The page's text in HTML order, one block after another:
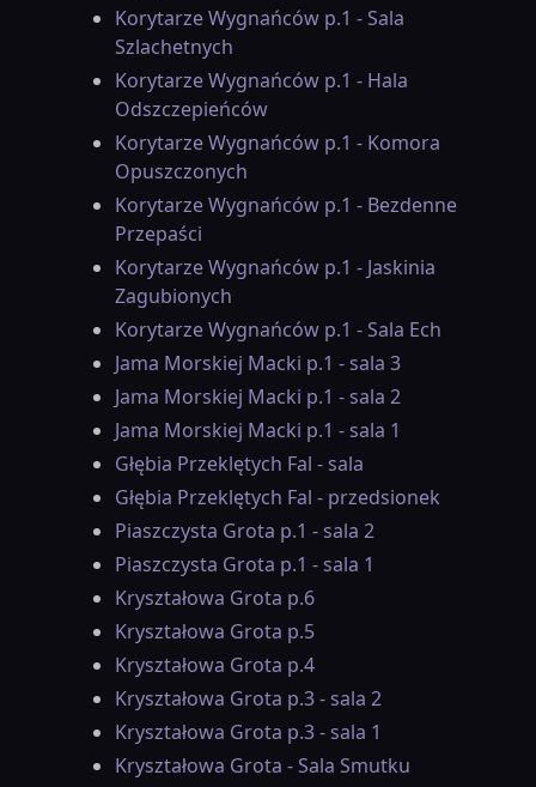
Korytarze Wygnańców p.1 - Sala
Szlachetnych
Korytarze Wygnańców p.1 - Hala
Odszczepieńców
Korytarze Wygnańców p.1 - Komora
Opuszczonych
Korytarze Wygnańców p.1 - Bezdenne
Przepaści
Korytarze Wygnańców p.1 - Jaskinia
Zagubionych
Korytarze Wygnańców p.1 - Sala Ech
Jama Morskiej Macki p.1 - sala 3
Jama Morskiej Macki p.1 - sala 2
Jama Morskiej Macki p.1 - sala 1
Głębia Przeklętych Fal - sala
Głębia Przeklętych Fal - przedsionek
Piaszczysta Grota p.1 - sala 2
Piaszczysta Grota p.1 - sala 1
Kryształowa Grota p.6
Kryształowa Grota p.5
Kryształowa Grota p.4
Kryształowa Grota p.3 - sala 2
Kryształowa Grota p.3 - sala 1
Kryształowa Grota - Sala Smutku